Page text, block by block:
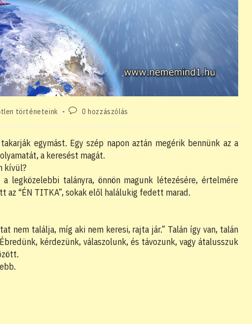
történeteink
Post0 hozzászólás
egymást. Egy szép napon aztán megérik bennünk az a
a keresést magát.
kívül?
talányra, önnön magunk létezésére, értelmére
az “ÉN TITKA”, sokak elől halálukig fedett marad.
nem találja, míg aki nem keresi, rajta jár.” Talán így van, talán
kérdezünk, válaszolunk, és távozunk, vagy átalusszuk